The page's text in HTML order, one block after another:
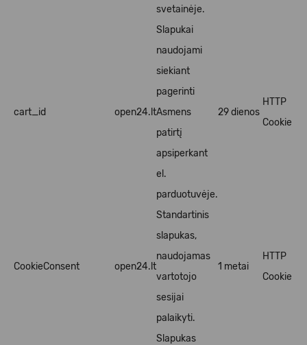
svetainėje.
cart_id open24.lt
Slapukai
naudojami
siekiant
pagerinti
Asmens
patirtį
apsiperkant
el.
parduotuvėje.
29 dienos
HTTP
Cookie
CookieConsent open24.lt
Standartinis
slapukas,
naudojamas
vartotojo
sesijai
palaikyti.
1 metai
HTTP
Cookie
Slapukas